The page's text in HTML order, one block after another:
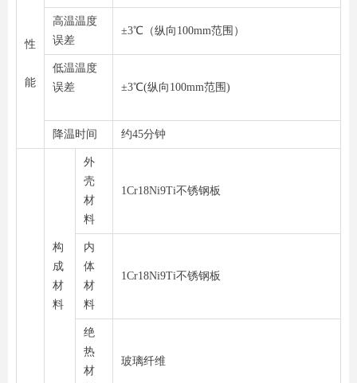
性
能
高温温度
误差
±3℃（纵向100mm范围）
低温温度
误差
±3℃(纵向100mm范围)
降温时间 约45分钟
构
成
材
料
外
壳
材
料
1Cr18Ni9Ti不锈钢板
内
体
材
料
1Cr18Ni9Ti不锈钢板
绝
热
材
玻璃纤维